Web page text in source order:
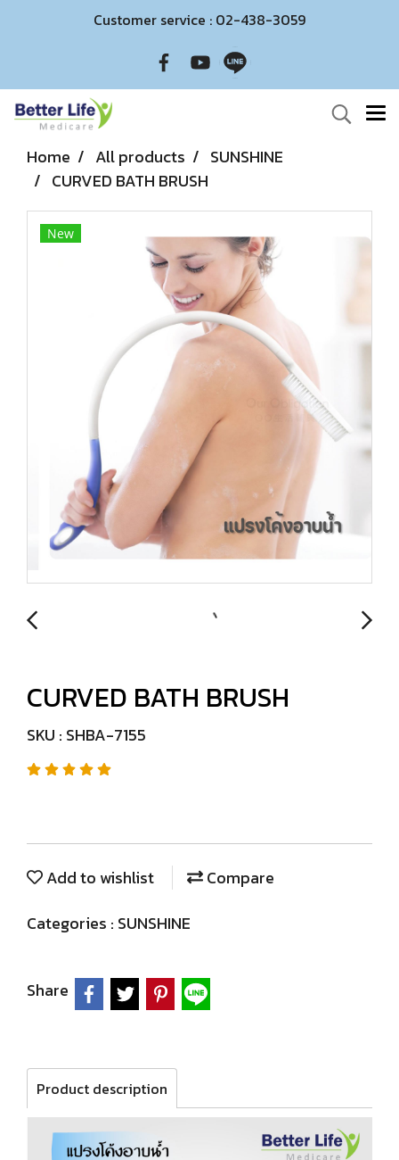
Customer service : 02-438-3059
Home All products
SUNSHINE
CURVED BATH BRUSH
New
CURVED BATH BRUSH
SKU : SHBA-7155
Add to wishlist
Compare
Categories : SUNSHINE
Share
Product description